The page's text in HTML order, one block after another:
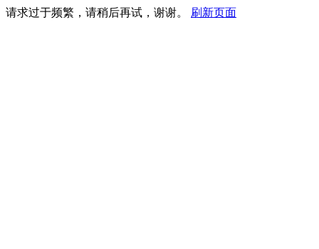
请求过于频繁，请稍后再试，谢谢。 刷新页面